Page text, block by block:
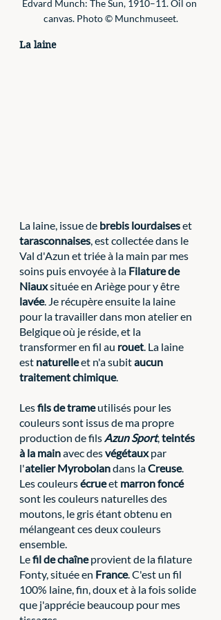
Edvard Munch: The Sun, 1910–11. Oil on
canvas. Photo © Munchmuseet.
La laine
La laine, issue de brebis lourdaises et
tarasconnaises , est collectée dans le
Val d'Azun et triée à la main par mes
soins puis envoyée à la Filature de
Niaux située en Ariège pour y être
lavée. Je récupère ensuite la laine
pour la travailler dans mon atelier en
Belgique où je réside, et la
transformer en fil au rouet . La laine
est naturelle et n'a subit aucun
traitement chimique.
Les fils de trame utilisés pour les
couleurs sont issus de ma propre
production de fils Azun Sport, teintés
à la main avec des végétaux par
l'atelier Myrobolan dans la Creuse.
Les couleurs écrue et marron foncé
sont les couleurs naturelles des
moutons, le gris étant obtenu en
mélangeant ces deux couleurs
ensemble.
Le fil de chaîne provient de la filature
Fonty, située en France. C'est un fil
100% laine, fin, doux et à la fois solide
que j'apprécie beaucoup pour mes